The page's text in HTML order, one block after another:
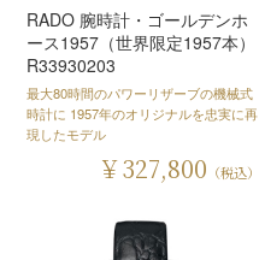
RADO 腕時計・ゴールデンホ
ース1957（世界限定1957本）
R33930203
最大80時間のパワーリザーブの機械式
時計に 1957年のオリジナルを忠実に再
現したモデル
￥327,800 （税込）